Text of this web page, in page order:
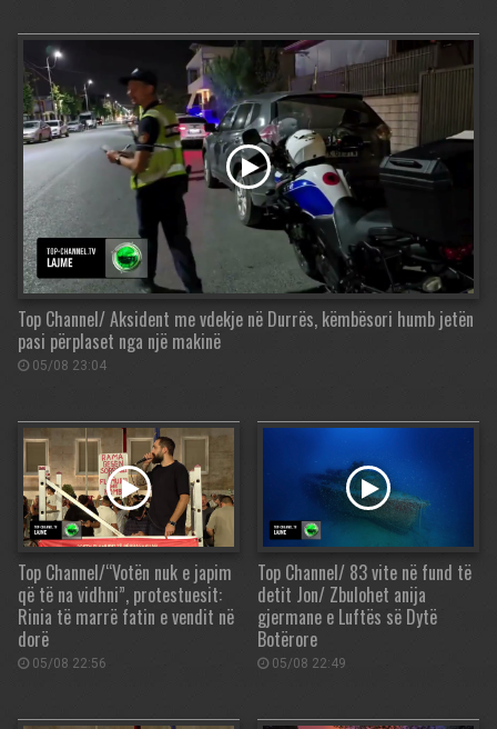
Top Channel/ Aksident me vdekje në Durrës, këmbësori humb jetën
pasi përplaset nga një makinë
05/08 23:04
Top Channel/“Votën nuk e japim
që të na vidhni”, protestuesit:
Rinia të marrë fatin e vendit në
dorë
05/08 22:56
Top Channel/ 83 vite në fund të
detit Jon/ Zbulohet anija
gjermane e Luftës së Dytë
Botërore
05/08 22:49